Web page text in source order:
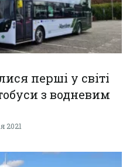
перші у світі
з водневим
2021